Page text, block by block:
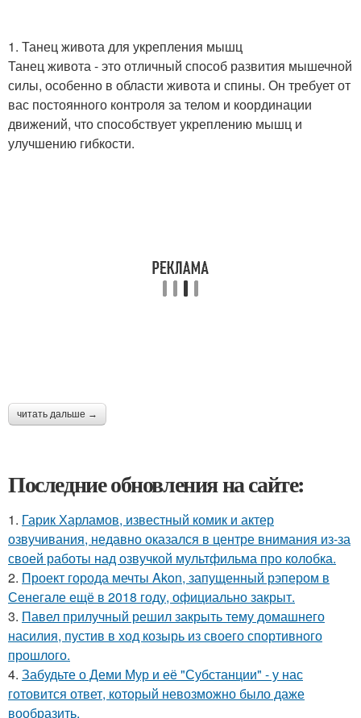
1. Танец живота для укрепления мышц
Танец живота - это отличный способ развития мышечной
силы, особенно в области живота и спины. Он требует от
вас постоянного контроля за телом и координации
движений, что способствует укреплению мышц и
улучшению гибкости.
читать дальше →
Последние обновления на сайте:
1. Гарик Харламов, известный комик и актер
озвучивания, недавно оказался в центре внимания из-за
своей работы над озвучкой мультфильма про колобка.
2. Проект города мечты Akon, запущенный рэпером в
Сенегале ещё в 2018 году, официально закрыт.
3. Павел прилучный решил закрыть тему домашнего
насилия, пустив в ход козырь из своего спортивного
прошлого.
4. Забудьте о Деми Мур и её "Субстанции" - у нас
готовится ответ, который невозможно было даже
вообразить.